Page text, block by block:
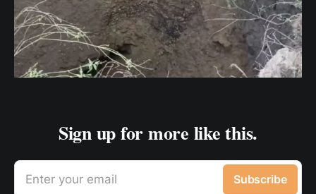
Sign up for more like this.
Enter your email Subscribe